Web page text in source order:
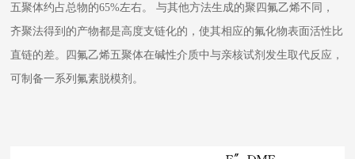
五聚体约占总物的65%左右。 与其他方法生成的聚四氟乙烯不同，
齐聚法得到的产物都是高度支链化的，使其相应的氟化物表面活性比
直链的差。四氟乙烯五聚体在碱性介质中与亲核试剂发生取代反应，
可制备一系列氟素脱模剂。